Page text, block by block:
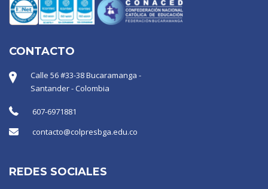
CONTACTO
Calle 56 #33-38 Bucaramanga -
Santander - Colombia
607-6971881
contacto@colpresbga.edu.co
REDES SOCIALES